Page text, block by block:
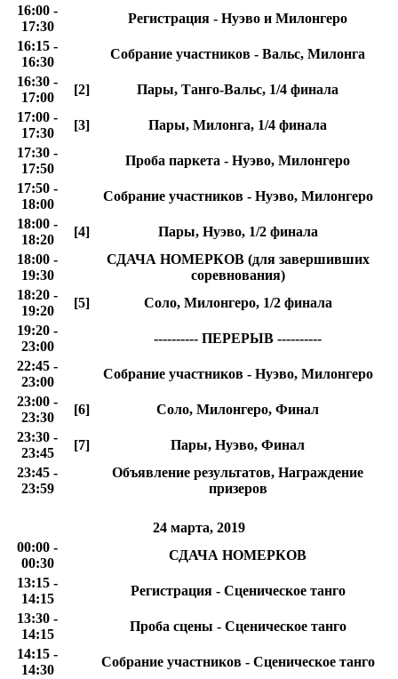
16:00 -
17:30
Регистрация - Нуэво и Милонгеро
16:15 -
16:30
Собрание участников - Вальс, Милонга
16:30 -
17:00
[2]
Пары, Танго-Вальс, 1/4 финала
17:00 -
17:30
[3]
Пары, Милонга, 1/4 финала
17:30 -
17:50
Проба паркета - Нуэво, Милонгеро
17:50 -
18:00
Собрание участников - Нуэво, Милонгеро
18:00 -
18:20
[4]
Пары, Нуэво, 1/2 финала
18:00 -
19:30
СДАЧА НОМЕРКОВ (для завершивших
соревнования)
18:20 -
19:20
[5]
Соло, Милонгеро, 1/2 финала
19:20 -
23:00
---------- ПЕРЕРЫВ ----------
22:45 -
23:00
Собрание участников - Нуэво, Милонгеро
23:00 -
23:30
[6]
Соло, Милонгеро, Финал
23:30 -
23:45
[7]
Пары, Нуэво, Финал
23:45 -
23:59
Объявление результатов, Награждение
призеров
24 марта, 2019
00:00 -
00:30
СДАЧА НОМЕРКОВ
13:15 -
14:15
Регистрация - Сценическое танго
13:30 -
14:15
Проба сцены - Сценическое танго
14:15 -
14:30
Собрание участников - Сценическое танго